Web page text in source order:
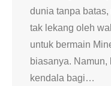
dunia tanpa
tak lekang oleh
untuk bermain
biasanya.
kendala bagi…